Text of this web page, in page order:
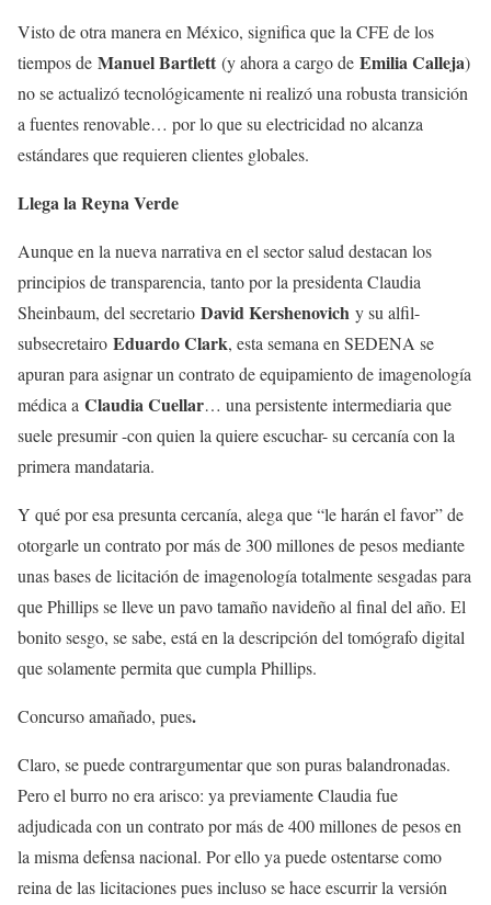
Visto de otra manera en México, significa que la CFE de los
tiempos de Manuel Bartlett (y ahora a cargo de Emilia Calleja)
no se actualizó tecnológicamente ni realizó una robusta transición
a fuentes renovable… por lo que su electricidad no alcanza
estándares que requieren clientes globales.
Llega la Reyna Verde
Aunque en la nueva narrativa en el sector salud destacan los
principios de transparencia, tanto por la presidenta Claudia
Sheinbaum, del secretario David Kershenovich y su alfil-
subsecretairo Eduardo Clark, esta semana en SEDENA se
apuran para asignar un contrato de equipamiento de imagenología
médica a Claudia Cuellar… una persistente intermediaria que
suele presumir -con quien la quiere escuchar- su cercanía con la
primera mandataria.
Y qué por esa presunta cercanía, alega que “le harán el favor” de
otorgarle un contrato por más de 300 millones de pesos mediante
unas bases de licitación de imagenología totalmente sesgadas para
que Phillips se lleve un pavo tamaño navideño al final del año. El
bonito sesgo, se sabe, está en la descripción del tomógrafo digital
que solamente permita que cumpla Phillips.
Concurso amañado, pues.
Claro, se puede contrargumentar que son puras balandronadas.
Pero el burro no era arisco: ya previamente Claudia fue
adjudicada con un contrato por más de 400 millones de pesos en
la misma defensa nacional. Por ello ya puede ostentarse como
reina de las licitaciones pues incluso se hace escurrir la versión